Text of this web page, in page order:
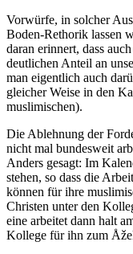
Vorwürfe, in solcher
Boden-Rethorik lassen
daran erinnert, dass
deutlichen Anteil an
man eigentlich auch
gleicher Weise in den
muslimischen).
Die Ablehnung der
nicht mal bundesweit
Anders gesagt: Im
stehen, so dass die
können für ihre
Christen unter den
eine arbeitet dann halt
Kollege für ihn zum